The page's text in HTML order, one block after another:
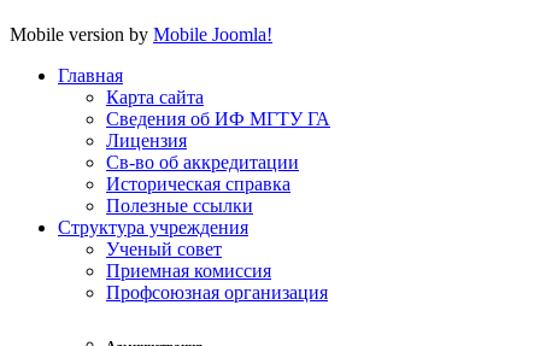
Mobile version by Mobile Joomla!
Главная
Карта сайта
Сведения об ИФ МГТУ ГА
Лицензия
Св-во об аккредитации
Историческая справка
Полезные ссылки
Структура учреждения
Ученый совет
Приемная комиссия
Профсоюзная организация